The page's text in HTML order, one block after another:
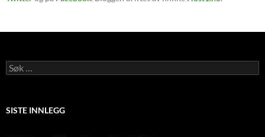
Søk
etter:
SISTE INNLEGG